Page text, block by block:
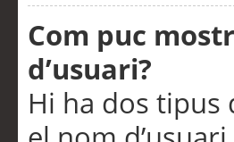
Com puc
d’usuari?
Hi ha dos tipus